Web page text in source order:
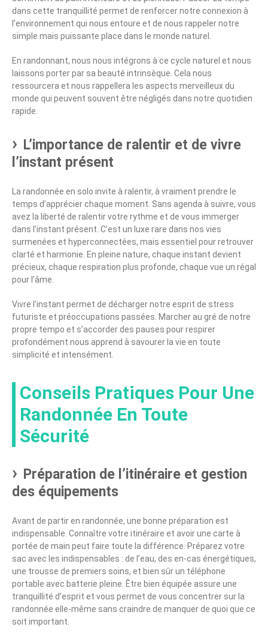
dans cette tranquillité permet de renforcer notre connexion à
l’environnement qui nous entoure et de nous rappeler notre
simple mais puissante place dans le monde naturel.
En randonnant, nous nous intégrons à ce cycle naturel et nous
laissons porter par sa beauté intrinsèque. Cela nous
ressourcera et nous rappellera les aspects merveilleux du
monde qui peuvent souvent être négligés dans notre quotidien
rapide.
L’importance de ralentir et de vivre
l’instant présent
La randonnée en solo invite à ralentir, à vraiment prendre le
temps d’apprécier chaque moment. Sans agenda à suivre, vous
avez la liberté de ralentir votre rythme et de vous immerger
dans l’instant présent. C’est un luxe rare dans nos vies
surmenées et hyperconnectées, mais essentiel pour retrouver
clarté et harmonie. En pleine nature, chaque instant devient
précieux, chaque respiration plus profonde, chaque vue un régal
pour l’âme.
Vivre l’instant permet de décharger notre esprit de stress
futuriste et préoccupations passées. Marcher au gré de notre
propre tempo et s’accorder des pauses pour respirer
profondément nous apprend à savourer la vie en toute
simplicité et intensément.
Conseils Pratiques Pour Une
Randonnée En Toute
Sécurité
Préparation de l’itinéraire et gestion
des équipements
Avant de partir en randonnée, une bonne préparation est
indispensable. Connaître votre itinéraire et avoir une carte à
portée de main peut faire toute la différence. Préparez votre
sac avec les indispensables : de l’eau, des en-cas énergétiques,
une trousse de premiers soins, et bien sûr un téléphone
portable avec batterie pleine. Être bien équipée assure une
tranquillité d’esprit et vous permet de vous concentrer sur la
randonnée elle-même sans craindre de manquer de quoi que ce
soit important.